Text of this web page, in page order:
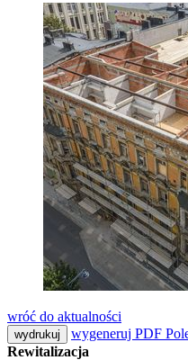
wróć do aktualności
wydrukuj wygeneruj PDF
Rewitalizacja